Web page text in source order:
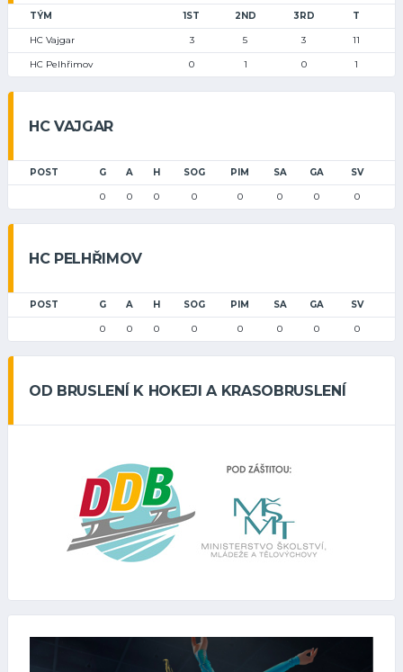
TÝM 1ST 2ND 3RD T
HC Vajgar 3 5 3 11
HC Pelhřimov 0 1 0 1
HC VAJGAR
POST G A H SOG PIM SA GA SV
0 0 0 0 0 0 0 0
HC PELHŘIMOV
POST G A H SOG PIM SA GA SV
0 0 0 0 0 0 0 0
OD BRUSLENÍ K HOKEJI A KRASOBRUSLENÍ